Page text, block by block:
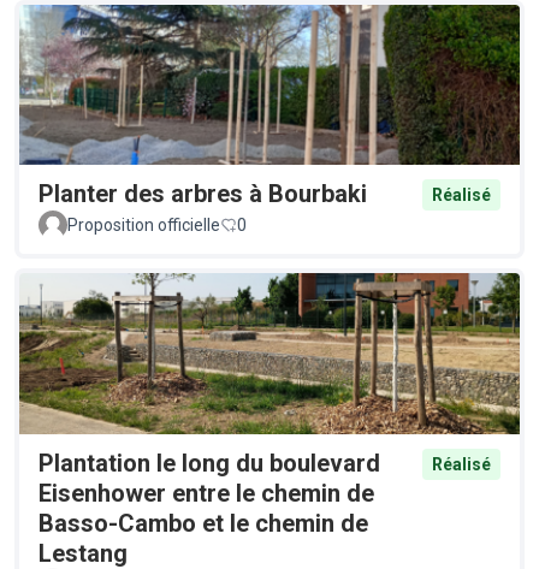
Planter des arbres à Bourbaki
Réalisé
Proposition officielle
0
Plantation le long du boulevard
Eisenhower entre le chemin de
Basso-Cambo et le chemin de
Lestang
Réalisé